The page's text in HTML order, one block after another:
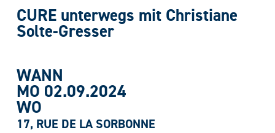
CURE unterwegs mit Christiane
Solte-Gresser
WANN
MO 02.09.2024
WO
17, RUE DE LA SORBONNE